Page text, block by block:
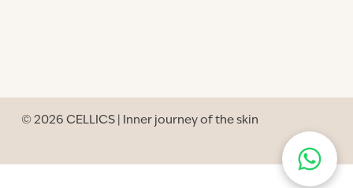
© 2026CELLICS | Inner journey of the skin